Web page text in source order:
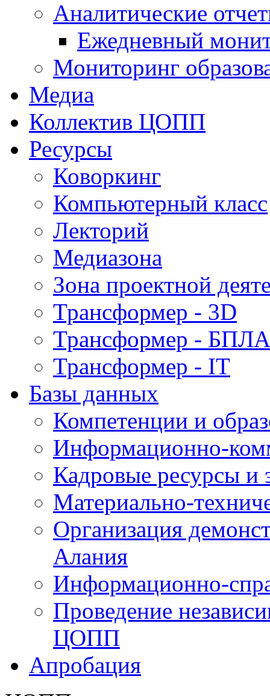
Аналитические
Ежедневный
Мониторинг
Медиа
Коллектив ЦОПП
Ресурсы
Коворкинг
Компьютерный класс
Лекторий
Медиазона
Зона проектной
Трансформер - 3D
Трансформер - БПЛА
Трансформер - IT
Базы данных
Компетенции и
Информационно-
Кадровые ресурсы
Материально-
Организация
Алания
Информационно-
Проведение
ЦОПП
Апробация